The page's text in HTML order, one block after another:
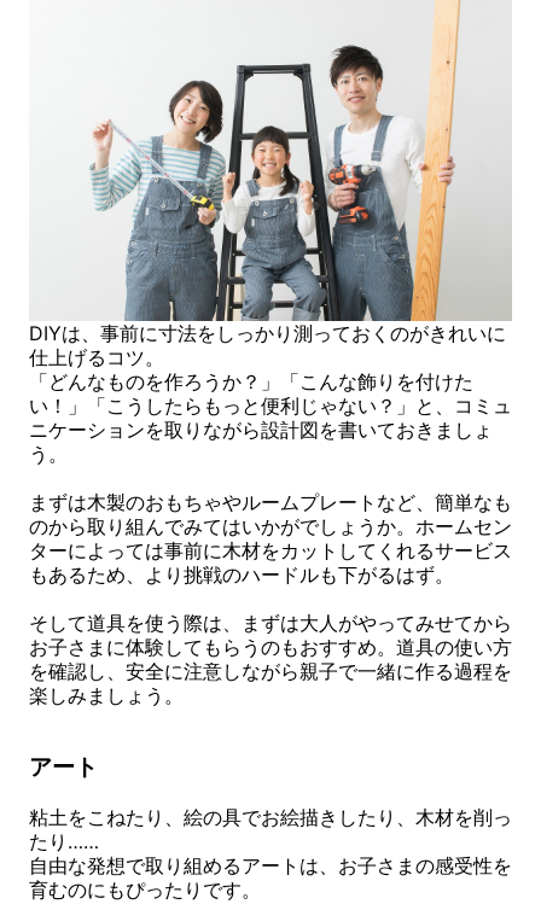
DIYは、事前に寸法をしっかり測っておくのがきれいに
仕上げるコツ。
「どんなものを作ろうか？」「こんな飾りを付けた
い！」「こうしたらもっと便利じゃない？」と、コミュ
ニケーションを取りながら設計図を書いておきましょ
う。
まずは木製のおもちゃやルームプレートなど、簡単なも
のから取り組んでみてはいかがでしょうか。ホームセン
ターによっては事前に木材をカットしてくれるサービス
もあるため、より挑戦のハードルも下がるはず。
そして道具を使う際は、まずは大人がやってみせてから
お子さまに体験してもらうのもおすすめ。道具の使い方
を確認し、安全に注意しながら親子で一緒に作る過程を
楽しみましょう。
アート
粘土をこねたり、絵の具でお絵描きしたり、木材を削っ
たり……
自由な発想で取り組めるアートは、お子さまの感受性を
育むのにもぴったりです。